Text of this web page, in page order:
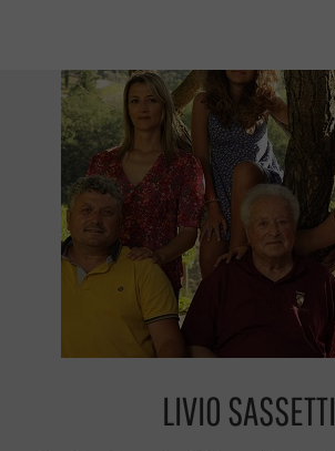
LIVIO SASSETTI